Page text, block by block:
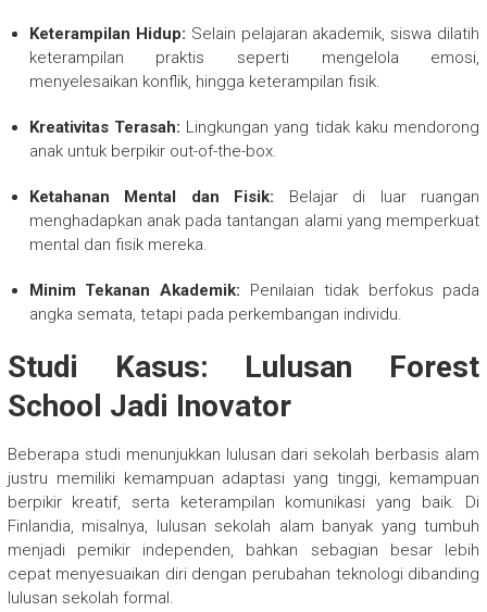
Keterampilan Hidup: Selain pelajaran akademik, siswa dilatih
keterampilan praktis seperti mengelola emosi,
menyelesaikan konflik, hingga keterampilan fisik.
Kreativitas Terasah: Lingkungan yang tidak kaku mendorong
anak untuk berpikir out-of-the-box.
Ketahanan Mental dan Fisik: Belajar di luar ruangan
menghadapkan anak pada tantangan alami yang memperkuat
mental dan fisik mereka.
Minim Tekanan Akademik: Penilaian tidak berfokus pada
angka semata, tetapi pada perkembangan individu.
Studi Kasus: Lulusan Forest
School Jadi Inovator
Beberapa studi menunjukkan lulusan dari sekolah berbasis alam
justru memiliki kemampuan adaptasi yang tinggi, kemampuan
berpikir kreatif, serta keterampilan komunikasi yang baik. Di
Finlandia, misalnya, lulusan sekolah alam banyak yang tumbuh
menjadi pemikir independen, bahkan sebagian besar lebih
cepat menyesuaikan diri dengan perubahan teknologi dibanding
lulusan sekolah formal.